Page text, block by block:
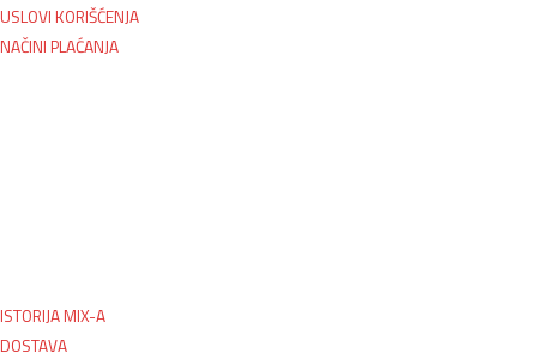
USLOVI KORIŠĆENJA
NAČINI PLAĆANJA
ISTORIJA MIX-A
DOSTAVA